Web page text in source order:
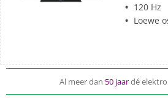
120 Hz
Loewe
en we nemen je